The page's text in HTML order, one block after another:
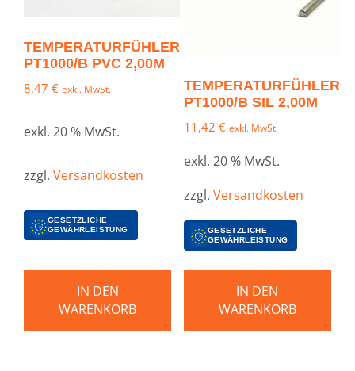
TEMPERATURFÜHLER
PT1000/B PVC 2,00M
8,47 € exkl. MwSt.
exkl. 20 % MwSt.
zzgl. Versandkosten
GESETZLICHE
GEWÄHRLEISTUNG
IN DEN
WARENKORB
TEMPERATURFÜHLER
PT1000/B SIL 2,00M
11,42 € exkl. MwSt.
exkl. 20 % MwSt.
zzgl. Versandkosten
GESETZLICHE
GEWÄHRLEISTUNG
IN DEN
WARENKORB